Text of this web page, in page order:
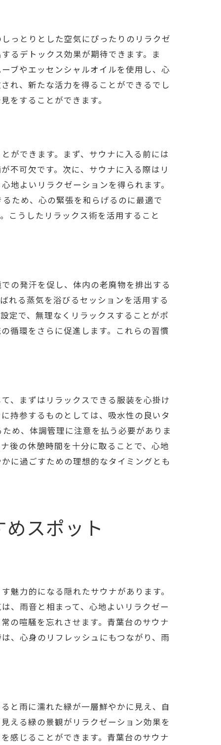
っとりとした空気にぴったりのリラクゼ
るデトックス効果が期待できます。ま
ブやエッセンシャルオイルを使用し、心
れ、新たな活力を得ることができるでし
をすることができます。
ができます。まず、サウナに入る前には
不可欠です。次に、サウナに入る際はリ
地よいリラクゼーションを得られます。
ため、心の緊張を和らげるのに最適で
こうしたリラックス術を活用すること
の発汗を促し、体内の老廃物を排出する
れる蒸気を浴びるセッションを活用する
定で、無理なくリラックスすることがポ
循環をさらに促進します。これらの習慣
、まずはリラックスできる服装を心掛け
持参するものとしては、吸水性の良いタ
め、体調管理に注意を払う必要がありま
後の休憩時間を十分に取ることで、心地
に過ごすための理想的なタイミングとも
スポット
魅力的になる隠れたサウナがあります。
、雨音と相まって、心地よいリラクゼー
の喧騒を忘れさせます。青葉台のサウナ
、心身のリフレッシュにもつながり、雨
と雨に濡れた緑が一層鮮やかに見え、自
える緑の景観がリラクゼーション効果を
感じることができます。青葉台のサウナ